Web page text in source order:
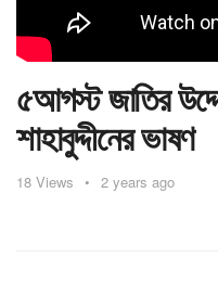
৫আগস্ট জাতির
শাহাবুদ্দীনের ভাষণ
18 Views 2 years ago